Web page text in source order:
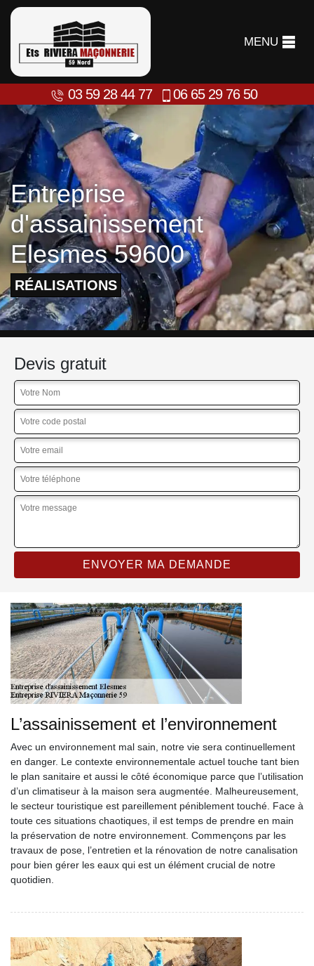
MENU
03 59 28 44 77 06 65 29 76 50
Entreprise
d'assainissement
Elesmes 59600
RÉALISATIONS
Devis gratuit
L’assainissement et l’environnement
Avec un environnement mal sain, notre vie sera continuellement
en danger. Le contexte environnementale actuel touche tant bien
le plan sanitaire et aussi le côté économique parce que l’utilisation
d’un climatiseur à la maison sera augmentée. Malheureusement,
le secteur touristique est pareillement péniblement touché. Face à
toute ces situations chaotiques, il est temps de prendre en main
la préservation de notre environnement. Commençons par les
travaux de pose, l’entretien et la rénovation de notre canalisation
pour bien gérer les eaux qui est un élément crucial de notre
quotidien.